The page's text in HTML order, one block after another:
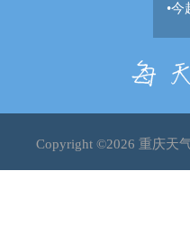
•今
Copyright ©2026 重庆天